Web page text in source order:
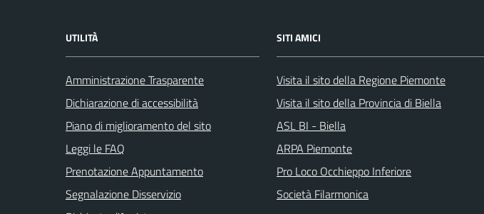
UTILITÀ
Amministrazione Trasparente
Dichiarazione di accessibilità
Piano di miglioramento del sito
Leggi le FAQ
Prenotazione Appuntamento
Segnalazione Disservizio
SITI AMICI
Visita il sito della Regione Piemonte
Visita il sito della Provincia di Biella
ASL BI - Biella
ARPA Piemonte
Pro Loco Occhieppo Inferiore
Società Filarmonica